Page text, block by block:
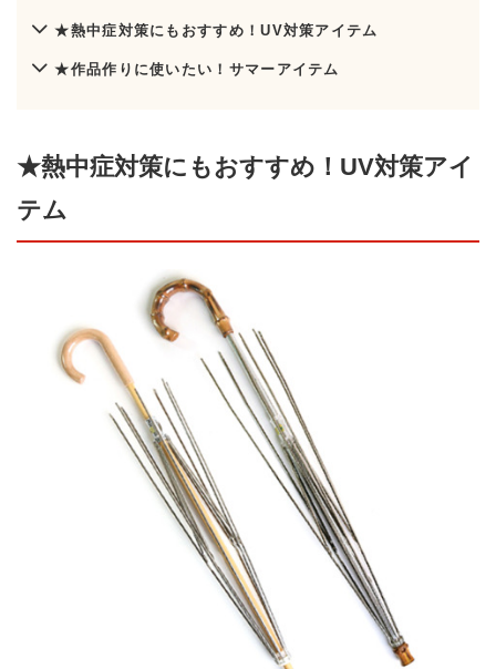
★熱中症対策にもおすすめ！UV対策アイテム
★作品作りに使いたい！サマーアイテム
★熱中症対策にもおすすめ！UV対策アイ
テム